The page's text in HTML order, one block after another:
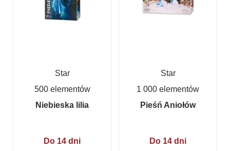
Star
500 elementów
Niebieska lilia
Do 14 dni
Star
1 000 elementów
Pieśń Aniołów
Do 14 dni